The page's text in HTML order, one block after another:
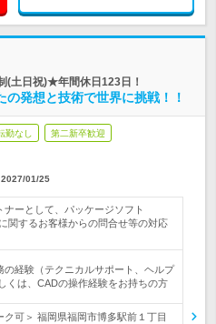
(土日祝)★年間休日123日！
の発想と技術で世界に挑戦！！
勤なし 第二新卒歓迎
2027/01/25
ーとして、パッケージソフト
関するお客様からの問合せ等の対応
の経験（テクニカルサポート、ヘルプ
くは、CADの操作経験をお持ちの方
ク可＞ 福岡県福岡市博多駅前１丁目